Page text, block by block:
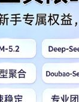
于control，